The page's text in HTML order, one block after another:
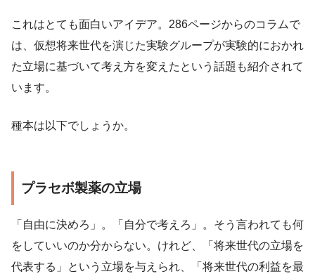
これはとても面白いアイデア。286ページからのコラムで
は、仮想将来世代を演じた実験グループが実験的におかれ
た立場に基づいて考え方を変えたという話題も紹介されて
います。
種本は以下でしょうか。
プラセボ製薬の立場
「自由に決めろ」。「自分で考えろ」。そう言われても何
をしていいのか分からない。けれど、「将来世代の立場を
代表する」という立場を与えられ、「将来世代の利益を最